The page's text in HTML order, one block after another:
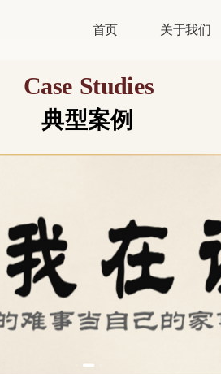
首页 关于我们
Case Studies
典型案例